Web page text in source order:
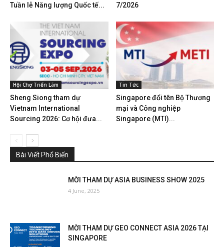
Tuần lễ Năng lượng Quốc tế...
7/2026
Hội Chợ Triển Lãm
Sheng Siong tham dự
Vietnam International
Sourcing 2026: Cơ hội đưa...
Tin Tức
Singapore đổi tên Bộ Thương
mại và Công nghiệp
Singapore (MTI)...
Bài Viết Phổ Biến
MỜI THAM DỰ ASIA BUSINESS SHOW 2025
4 June, 2025
MỜI THAM DỰ GEO CONNECT ASIA 2026 TẠI
SINGAPORE